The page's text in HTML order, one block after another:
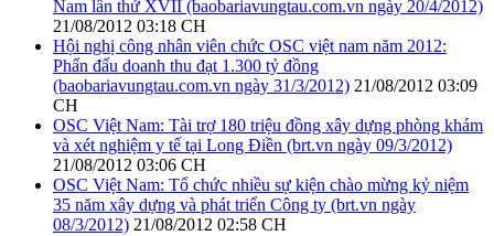
Nam lần thứ XVII (baobariavungtau.com.vn ngày 20/4/2012)
21/08/2012 03:18 CH
Hội nghị công nhân viên chức OSC việt nam năm 2012:
Phấn đấu doanh thu đạt 1.300 tỷ đồng
(baobariavungtau.com.vn ngày 31/3/2012) 21/08/2012 03:09
CH
OSC Việt Nam: Tài trợ 180 triệu đồng xây dựng phòng khám
và xét nghiệm y tế tại Long Điền (brt.vn ngày 09/3/2012)
21/08/2012 03:06 CH
OSC Việt Nam: Tổ chức nhiều sự kiện chào mừng kỷ niệm
35 năm xây dựng và phát triển Công ty (brt.vn ngày
08/3/2012) 21/08/2012 02:58 CH